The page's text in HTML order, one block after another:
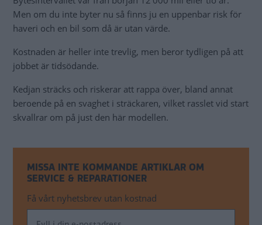
Men om du inte byter nu så finns ju en uppenbar risk för
haveri och en bil som då är utan värde.
Kostnaden är heller inte trevlig, men beror tydligen på att
jobbet är tidsödande.
Kedjan sträcks och riskerar att rappa över, bland annat
beroende på en svaghet i sträckaren, vilket rasslet vid start
skvallrar om på just den här modellen.
MISSA INTE KOMMANDE ARTIKLAR OM
SERVICE & REPARATIONER
Få vårt nyhetsbrev utan kostnad